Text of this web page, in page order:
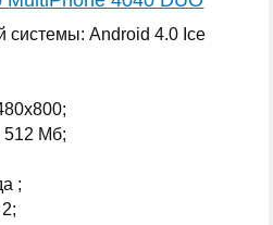
системы: Android 4.0 Ice
512 Мб;
;